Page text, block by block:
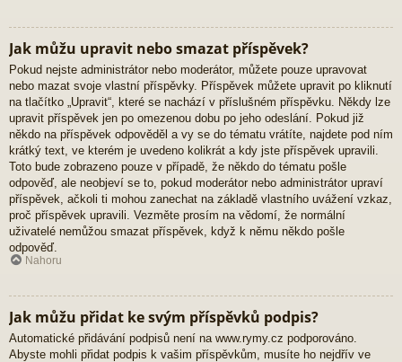
Jak můžu upravit nebo smazat příspěvek?
Pokud nejste administrátor nebo moderátor, můžete pouze upravovat
nebo mazat svoje vlastní příspěvky. Příspěvek můžete upravit po kliknutí
na tlačítko „Upravit“, které se nachází v příslušném příspěvku. Někdy lze
upravit příspěvek jen po omezenou dobu po jeho odeslání. Pokud již
někdo na příspěvek odpověděl a vy se do tématu vrátíte, najdete pod ním
krátký text, ve kterém je uvedeno kolikrát a kdy jste příspěvek upravili.
Toto bude zobrazeno pouze v případě, že někdo do tématu pošle
odpověď, ale neobjeví se to, pokud moderátor nebo administrátor upraví
příspěvek, ačkoli ti mohou zanechat na základě vlastního uvážení vzkaz,
proč příspěvek upravili. Vezměte prosím na vědomí, že normální
uživatelé nemůžou smazat příspěvek, když k němu někdo pošle
odpověď.
Nahoru
Jak můžu přidat ke svým příspěvků podpis?
Automatické přidávání podpisů není na www.rymy.cz podporováno.
Abyste mohli přidat podpis k vašim příspěvkům, musíte ho nejdřív ve